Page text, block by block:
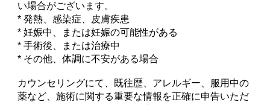
い場合がございます。
* 発熱、感染症、皮膚疾患
* 妊娠中、または妊娠の可能性がある
* 手術後、または治療中
* その他、体調に不安がある場合
カウンセリングにて、既往歴、アレルギー、服用中の
薬など、施術に関する重要な情報を正確に申告いただ